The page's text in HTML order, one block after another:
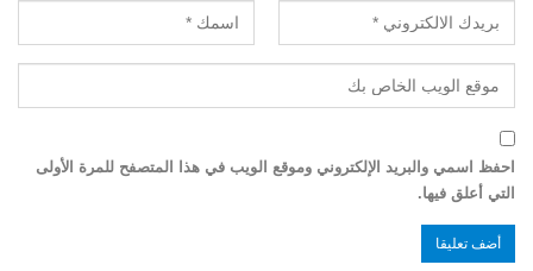
احفظ اسمي والبريد الإلكتروني وموقع الويب في هذا المتصفح للمرة الأولى
التي أعلق فيها.